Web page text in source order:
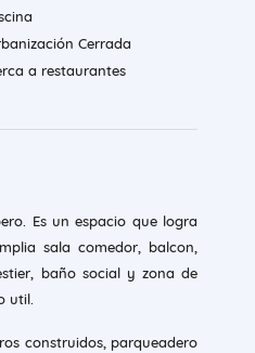
Cerrada
a restaurantes
Es un espacio que logra
sala comedor, balcon,
baño social y zona de
util.
construidos, parqueadero